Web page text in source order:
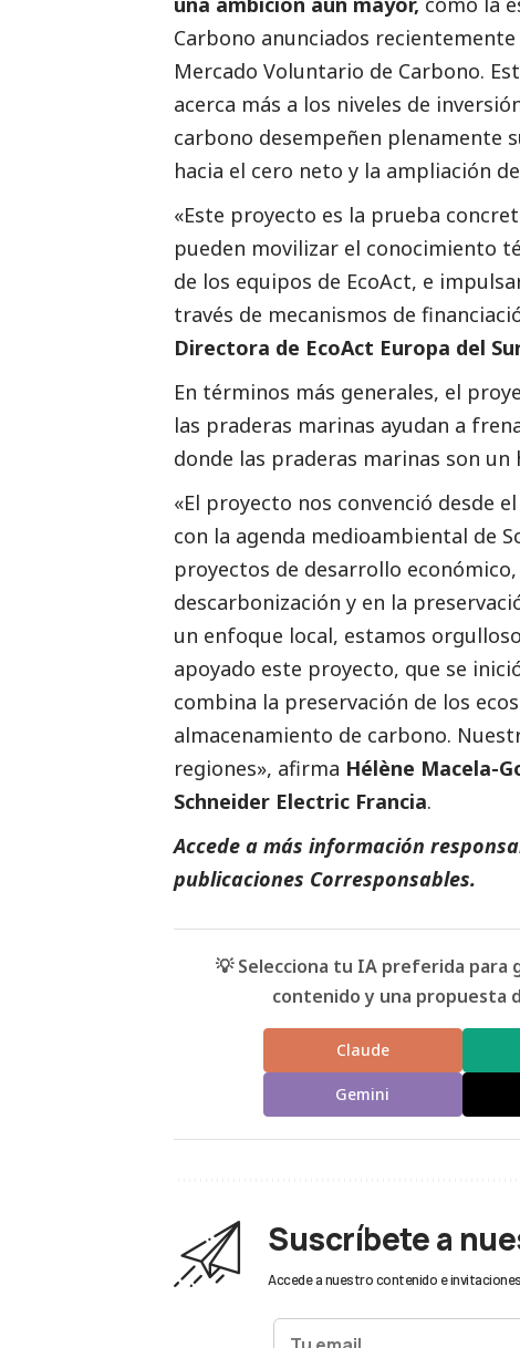
Carbono anunciados
Mercado Voluntario de Carbono.
acerca más a los niveles de
carbono desempeñen plenamente
hacia el cero neto y la ampliación
«Este proyecto es la prueba
pueden movilizar el conocimiento
de los equipos de EcoAct, e
través de mecanismos de
Directora de EcoAct Europa del
En términos más generales, el
las praderas marinas ayudan a
donde las praderas marinas son
«El proyecto nos convenció desde
con la agenda medioambiental de
proyectos de desarrollo
descarbonización y en la
un enfoque local, estamos
apoyado este proyecto, que se
combina la preservación de los
almacenamiento de carbono.
regiones», afirma Hélène Macela-
Schneider Electric Francia.
Accede a más información
publicaciones Corresponsables.
💡 Selecciona tu IA preferida para
contenido y una propuesta
Claude
Gemini
Suscríbete a
Accede a nuestro contenido e